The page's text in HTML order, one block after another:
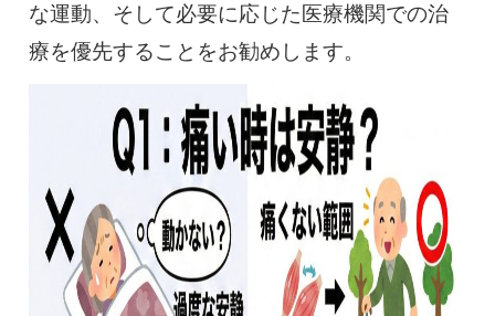
な運動、そして必要に応じた医療機関での治
療を優先することをお勧めします。